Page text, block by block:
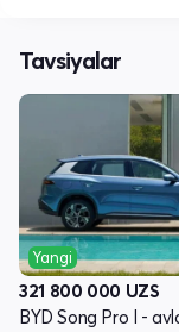
Tavsiyalar
Yangi
321 800 000 UZS